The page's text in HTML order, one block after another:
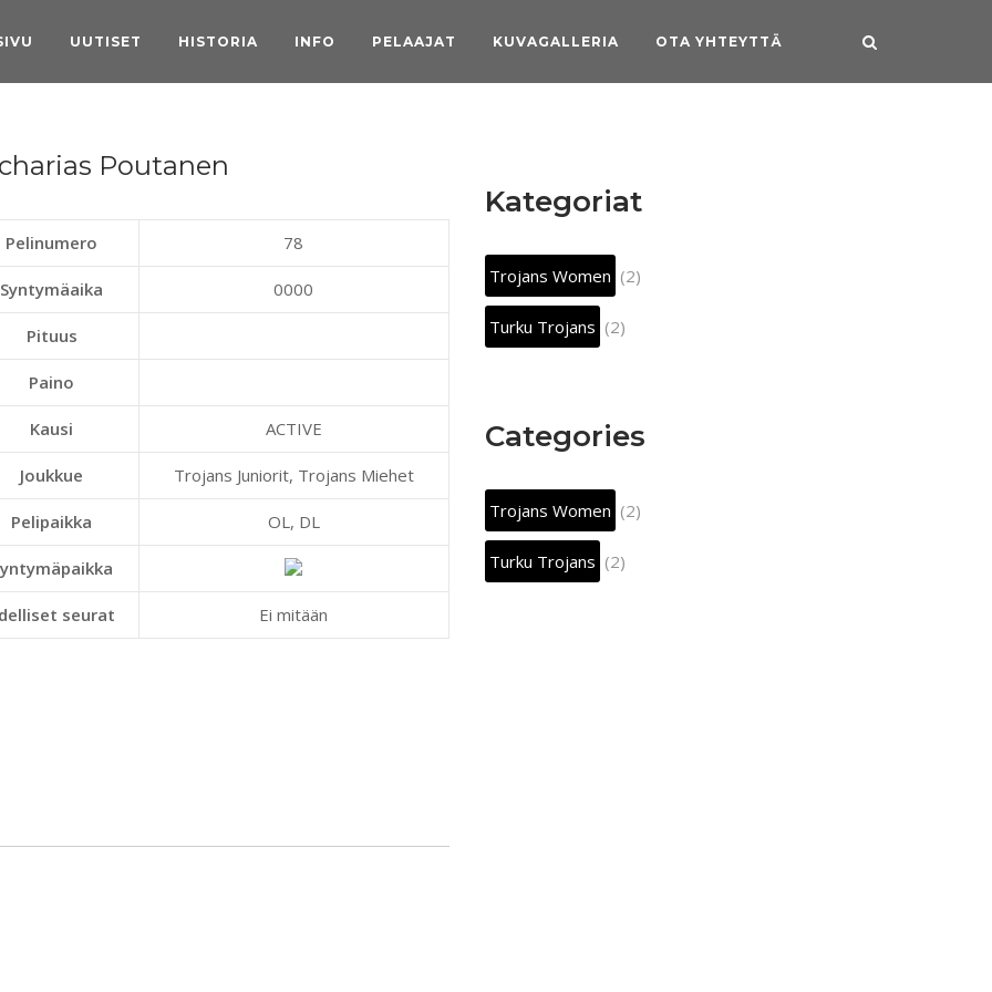
UUTISET HISTORIA INFO PELAAJAT KUVAGALLERIA OTA YHTEYTTÄ
Poutanen
Pelinumero 78
Syntymäaika 0000
Pituus
Paino
Kausi ACTIVE
Joukkue Trojans Juniorit, Trojans Miehet
Pelipaikka OL, DL
seurat Ei mitään
Kategoriat
Trojans Women (2)
Turku Trojans (2)
Categories
Trojans Women (2)
Turku Trojans (2)